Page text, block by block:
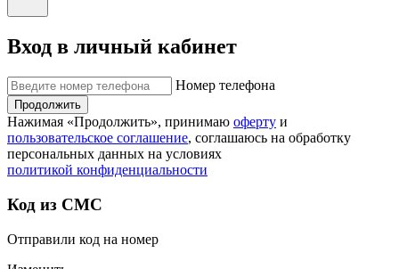
Вход в личный кабинет
Номер телефона
Продолжить
Нажимая «Продолжить», принимаю оферту и
пользовательское соглашение, соглашаюсь на обработку
персональных данных на условиях
политикой конфиденциальности
Код из СМС
Отправили код на номер